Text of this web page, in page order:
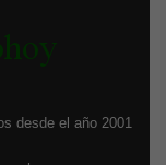
desde el año 2001